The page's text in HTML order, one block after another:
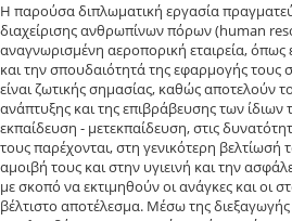
Η παρούσα διπλωματική εργασία
διαχείρισης ανθρωπίνων πόρων (human
αναγνωρισμένη αεροπορική εταιρεία, όπως
και την σπουδαιότητά της εφαρμογής τους
είναι ζωτικής σημασίας, καθώς αποτελούν
ανάπτυξης και της επιβράβευσης των
εκπαίδευση - μετεκπαίδευση, στις
τους παρέχονται, στη γενικότερη βελτίωσή
αμοιβή τους και στην υγιεινή και την
με σκοπό να εκτιμηθούν οι ανάγκες και οι
βέλτιστο αποτέλεσμα. Μέσω της διεξαγωγής